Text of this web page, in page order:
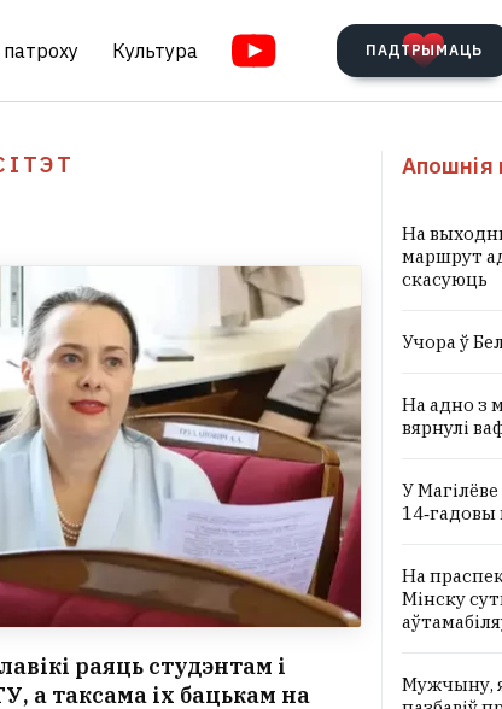
патроху Культура ПАДТРЫМАЦЬ
раяць студэнтам і
а таксама іх бацькам на
Апошнія
На
маршрут
скасуюць
Учора ў
На адно з
вярнулі
У
На
Мінску
Мужчыну,